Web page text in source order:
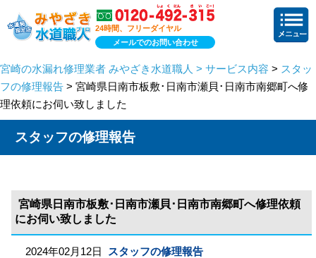
24時間、フリーダイヤル
メールでのお問い合わせ
宮崎の水漏れ修理業者 みやざき水道職人 > サービス内容 > スタッ
フの修理報告 > 宮崎県日南市板敷･日南市瀬貝･日南市南郷町へ修
理依頼にお伺い致しました
スタッフの修理報告
宮崎県日南市板敷･日南市瀬貝･日南市南郷町へ修理依頼
にお伺い致しました
2024年02月12日 スタッフの修理報告